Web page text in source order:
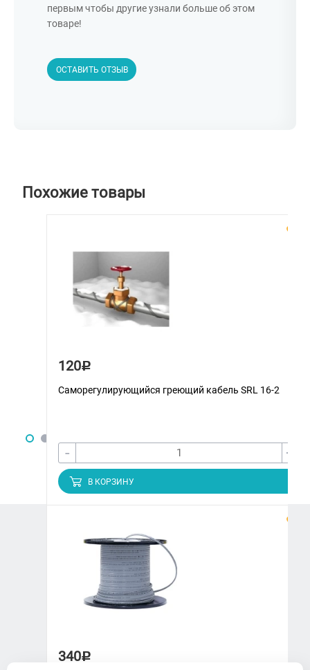
первым чтобы другие узнали больше об этом
товаре!
ОСТАВИТЬ ОТЗЫВ
Похожие товары
120Р
Саморегулирующийся греющий кабель SRL 16-2
- +
В КОРЗИНУ
340Р
ЗАКАЗАТЬ ЗВОНОК
+7 (3822) 97-65-09
ПН-ПТ. 9:00-18:00, СБ 10:00-14:00,